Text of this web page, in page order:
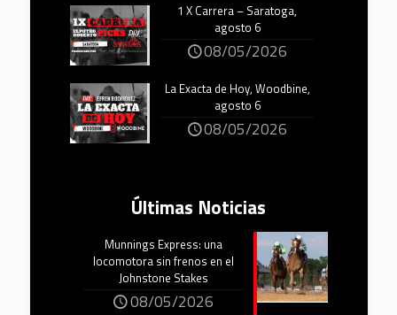
1 X Carrera – Saratoga,
agosto 6
08/05/2026
La Exacta de Hoy, Woodbine,
agosto 6
08/05/2026
Últimas Noticias
Munnings Express: una
locomotora sin frenos en el
Johnstone Stakes
08/05/2026